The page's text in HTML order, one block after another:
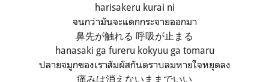
harisakeru kurai ni
จนกว่ามันจะแตกกระจายออกมา
鼻先が触れる 呼吸が止まる
hanasaki ga fureru kokyuu ga tomaru
ปลายจมูกของเราสัมผัสกันตราบลมหายใจหยุดลง
痛みは消えないままでいい